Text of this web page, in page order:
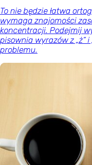
To nie będzie łatwa
wymaga znajomości
koncentracji. Podejmij
pisownia wyrazów z „ż”
problemu.